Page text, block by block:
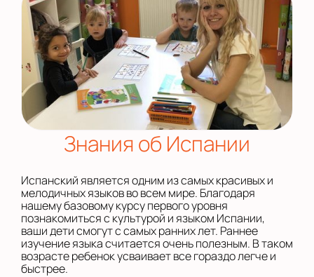
Знания об Испании
Испанский является одним из самых красивых и
мелодичных языков во всем мире. Благодаря
нашему базовому курсу первого уровня
познакомиться с культурой и языком Испании,
ваши дети смогут с самых ранних лет. Раннее
изучение языка считается очень полезным. В таком
возрасте ребенок усваивает все гораздо легче и
быстрее.